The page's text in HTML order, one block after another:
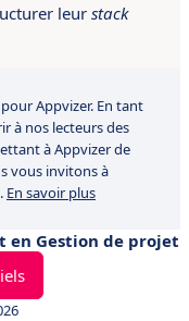
leur stack
Appvizer. En tant
à nos lecteurs des
à Appvizer de
vous invitons à
En savoir plus
en Gestion de projet